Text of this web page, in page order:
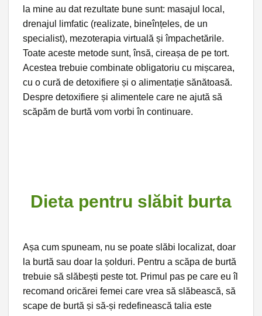
la mine au dat rezultate bune sunt: masajul local,
drenajul limfatic (realizate, bineînțeles, de un
specialist), mezoterapia virtuală și împachetările.
Toate aceste metode sunt, însă, cireașa de pe tort.
Acestea trebuie combinate obligatoriu cu mișcarea,
cu o cură de detoxifiere și o alimentație sănătoasă.
Despre detoxifiere și alimentele care ne ajută să
scăpăm de burtă vom vorbi în continuare.
Dieta pentru slăbit burta
Așa cum spuneam, nu se poate slăbi localizat, doar
la burtă sau doar la șolduri. Pentru a scăpa de burtă
trebuie să slăbești peste tot. Primul pas pe care eu îl
recomand oricărei femei care vrea să slăbească, să
scape de burtă și să-și redefinească talia este